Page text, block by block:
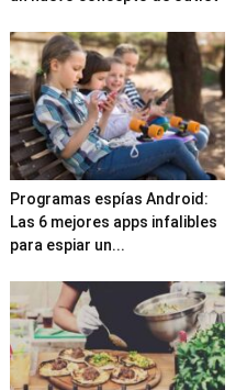
Programas espías Android:
Las 6 mejores apps infalibles
para espiar un...